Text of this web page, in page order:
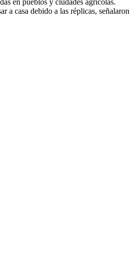
en pueblos y ciudades agrícolas.
a casa debido a las réplicas, señalaron